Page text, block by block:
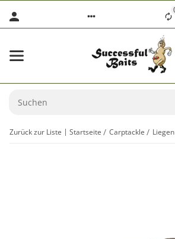
Zurück zur Liste Startseite Carptackle